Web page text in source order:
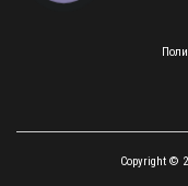
Copyright ©